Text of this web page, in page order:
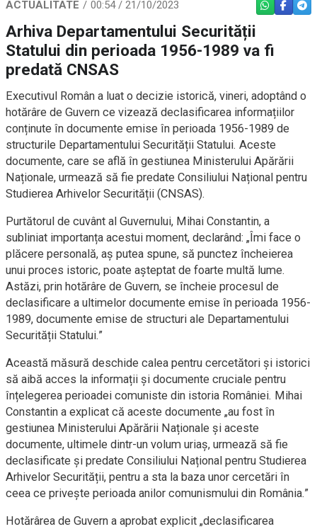
ACTUALITATE 00:54 / 21/10/2023 WHATSAPP
Arhiva Departamentului Securității
Statului din perioada 1956-1989 va fi
predată CNSAS
Executivul Român a luat o decizie istorică, vineri, adoptând o
hotărâre de Guvern ce vizează declasificarea informațiilor
conținute în documente emise în perioada 1956-1989 de
structurile Departamentului Securității Statului. Aceste
documente, care se află în gestiunea Ministerului Apărării
Naționale, urmează să fie predate Consiliului Național pentru
Studierea Arhivelor Securității (CNSAS).
Purtătorul de cuvânt al Guvernului, Mihai Constantin, a
subliniat importanța acestui moment, declarând: „Îmi face o
plăcere personală, aș putea spune, să punctez încheierea
unui proces istoric, poate așteptat de foarte multă lume.
Astăzi, prin hotărâre de Guvern, se încheie procesul de
declasificare a ultimelor documente emise în perioada 1956-
1989, documente emise de structuri ale Departamentului
Securității Statului.”
Această măsură deschide calea pentru cercetători și istorici
să aibă acces la informații și documente cruciale pentru
înțelegerea perioadei comuniste din istoria României. Mihai
Constantin a explicat că aceste documente „au fost în
gestiunea Ministerului Apărării Naționale și aceste
documente, ultimele dintr-un volum uriaș, urmează să fie
declasificate și predate Consiliului Național pentru Studierea
Arhivelor Securității, pentru a sta la baza unor cercetări în
ceea ce privește perioada anilor comunismului din România.”
Hotărârea de Guvern a aprobat explicit „declasificarea